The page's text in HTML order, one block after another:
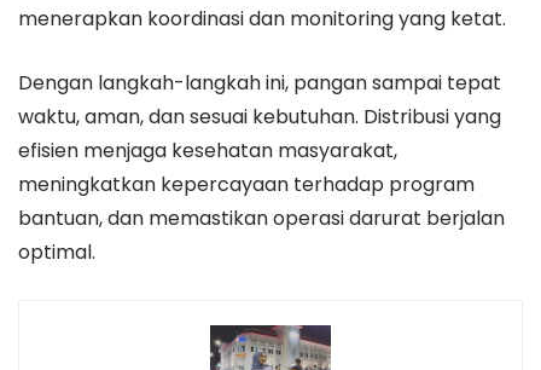
menerapkan koordinasi dan monitoring yang ketat.
Dengan langkah-langkah ini, pangan sampai tepat
waktu, aman, dan sesuai kebutuhan. Distribusi yang
efisien menjaga kesehatan masyarakat,
meningkatkan kepercayaan terhadap program
bantuan, dan memastikan operasi darurat berjalan
optimal.